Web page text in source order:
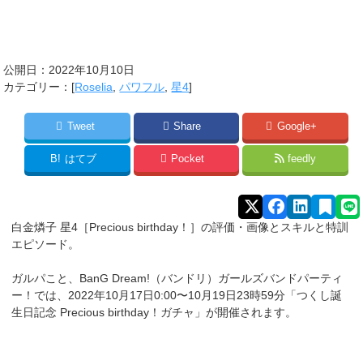
公開日： 2022年10月10日
カテゴリー：[Roselia ,パワフル ,星4]
Tweet Share Google+
B! はてブ Pocket feedly
白金燐子 星4［Precious birthday！ ］の評価・画像とスキルと特訓
エピソード。
ガルパこと、BanG Dream!（バンドリ）ガールズバンドパーティ
ー！では、2022年10月17日0:00〜10月19日23時59分「つくし誕
生日記念 Precious birthday！ガチャ」が開催されます。